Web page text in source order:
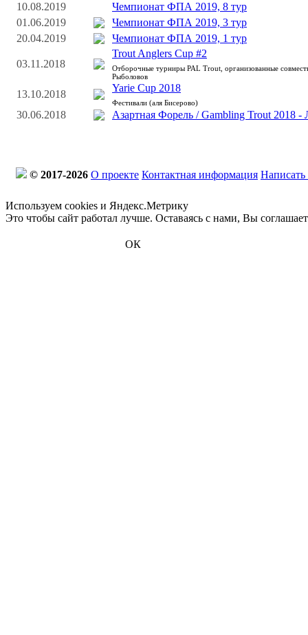
10.08.2019
Чемпионат ФПА 2019, 8 тур
01.06.2019
Чемпионат ФПА 2019, 3 тур
20.04.2019
Чемпионат ФПА 2019, 1 тур
03.11.2018
Trout Anglers Cup #2
Отборочные турниры PAL Trout, организованные
Рыболовов
13.10.2018
Yarie Cup 2018
Фестивали (аля Бисерово)
30.06.2018 Азартная Форель / Gambling Trout 2018 -
© 2017-2026 О проекте Контактная информация
Используем cookies и Яндекс.Метрику
Это чтобы сайт работал лучше. Оставаясь с нами, Вы
ОК